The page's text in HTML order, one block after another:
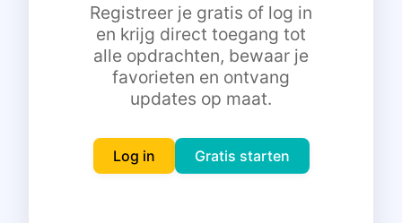
Inloggen
Gratis starten
Registreer je gratis of log in
en krijg direct toegang tot
alle opdrachten, bewaar je
favorieten en ontvang
updates op maat.
Log in Gratis starten